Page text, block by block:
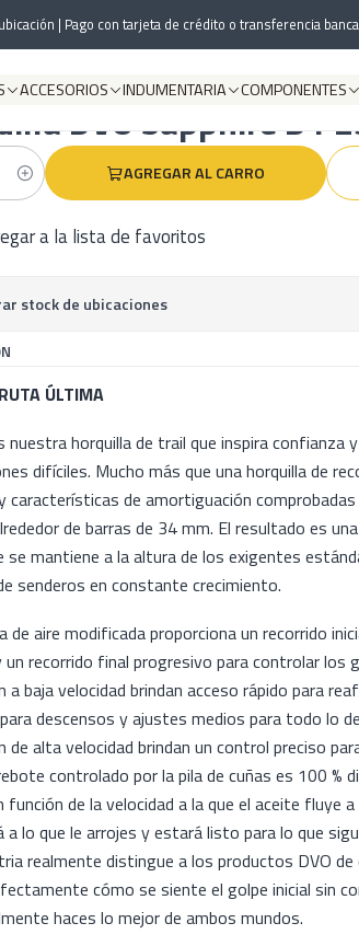
ACCESORIOS INDUMENTARIA COMPONENTES
| Pago con tarjeta de crédito o transferencia
Sapphire D1 29 - Azul
DVO Sapphire D1
AGREGAR AL CARRO
a la lista de favoritos
stock de ubicaciones
ÚLTIMA
nuestra horquilla de trail que inspira confianza
difíciles. Mucho más que una horquilla de
características de amortiguación
de barras de 34 mm. El resultado es
se mantiene a la altura de los exigentes
senderos en constante crecimiento.
de aire modificada proporciona un recorrido
recorrido final progresivo para controlar los
a baja velocidad brindan acceso rápido para
descensos y ajustes medios para todo lo
de alta velocidad brindan un control preciso
controlado por la pila de cuñas es 100 %
función de la velocidad a la que el aceite fluye
a lo que le arrojes y estará listo para lo que
realmente distingue a los productos DVO
cómo se siente el golpe inicial sin
haces lo mejor de ambos mundos.